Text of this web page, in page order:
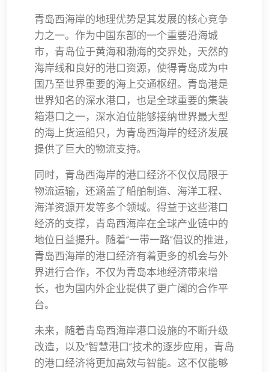
青岛西海岸的地理优势是其发展的核心竞争
力之一。作为中国东部的一个重要沿海城
市，青岛位于黄海和渤海的交界处，天然的
海岸线和良好的港口资源，使得青岛成为中
国乃至世界重要的海上交通枢纽。青岛港是
世界知名的深水港口，也是全球重要的集装
箱港口之一，深水泊位能够接纳世界最大型
的海上货运船只，为青岛西海岸的经济发展
提供了巨大的物流支持。
同时，青岛西海岸的港口经济不仅仅局限于
物流运输，还涵盖了船舶制造、海洋工程、
海洋资源开发等多个领域。得益于这些港口
经济的支撑，青岛西海岸在全球产业链中的
地位日益提升。随着“一带一路”倡议的推进，
青岛西海岸的港口经济有着更多的机会与外
界进行合作，不仅为青岛本地经济带来增
长，也为国内外企业提供了更广阔的合作平
台。
未来，随着青岛西海岸港口设施的不断升级
改造，以及“智慧港口”技术的逐步应用，青岛
的港口经济将更加高效与智能。这不仅能够